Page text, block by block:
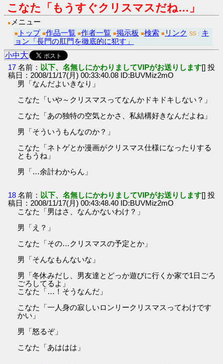
こなた「もうすぐクリスマスだね…」
● メニュー
■ トップ ■作品一覧 ■作者一覧 ■掲示板 ■検索 ■ リンク SS： キ
ョン「長門の肛門を徹底的に犯す」
小中大
17 名前： 以下、名無しにかわりましてVIPがお送りします[] 投
稿日：2008/11/17(月) 00:33:40.08 ID:BUVMiz2mO
男「なんだよいきなり」
こなた「いや～クリスマスってなんかドキドキしない？」
こなた「あの独特の空気とかさ、私結構好きなんだよね」
男「そういうもんなのか？」
こなた「ネトゲとか漫画がクリスマス仕様になったりする
ともうね」
男「…余計わからん」
18 名前： 以下、名無しにかわりましてVIPがお送りします[] 投
稿日：2008/11/17(月) 00:43:48.40 ID:BUVMiz2mO
こなた「男はさ、なんかないわけ？」
男「え？」
こなた「その…クリスマスの予定とか」
男「そんなもんないな」
男「冬休みだし、男友達とどっか遊びに行くか家で1日ごろ
ごろしてるよ」
こなた「…！そうなんだ」
こなた「一人身の寂しいロンリークリスマスってわけです
かい」
男「怒るぞ」
こなた「あははは」